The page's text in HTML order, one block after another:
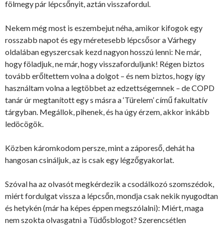
fölmegy pár lépcsőnyit, aztán visszafordul.
Nekem még most is eszembejut néha, amikor kifogok egy
rosszabb napot és egy méretesebb lépcsősor a Várhegy
oldalában egyszercsak kezd nagyon hosszú lenni: Ne már,
hogy föladjuk, ne már, hogy visszaforduljunk! Régen biztos
tovább erőltettem volna a dolgot – és nem biztos, hogy így
használtam volna a legtöbbet az edzettségemnek – de COPD
tanár úr megtanított egy s másra a ‘Türelem’ című fakultatív
tárgyban. Megállok, pihenek, és ha úgy érzem, akkor inkább
ledöcögök.
Közben káromkodom persze, mint a záporeső, dehát ha
hangosan csináljuk, az is csak egy légzőgyakorlat.
Szóval ha az olvasót megkérdezik a csodálkozó szomszédok,
miért fordulgat vissza a lépcsőn, mondja csak nekik nyugodtan
és hetykén (már ha képes éppen megszólalni): Miért, maga
nem szokta olvasgatni a Tüdősblogot? Szerencsétlen